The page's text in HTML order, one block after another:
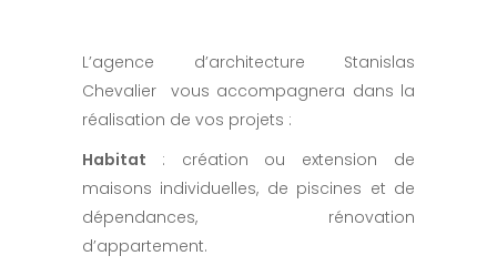
L’agence d’architecture Stanislas
Chevalier vous accompagnera dans la
réalisation de vos projets :
Habitat : création ou extension de
maisons individuelles, de piscines et de
dépendances, rénovation
d’appartement.